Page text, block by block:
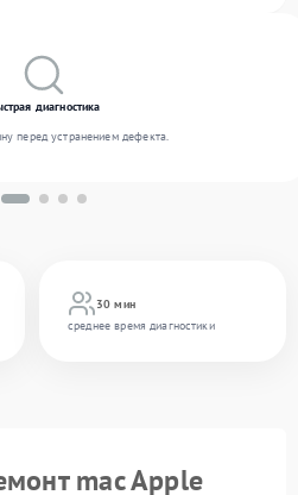
30 мин
среднее время диагностики
диагностика
перед устранением дефекта.
mac Apple